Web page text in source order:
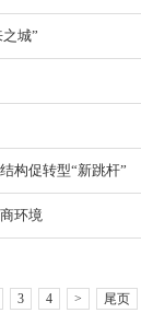
城”
构促转型“新跳杆”
环境
3 4 > 尾页